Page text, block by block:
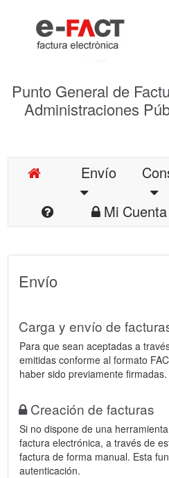
Punto General de
Administraciones
Envío
Mi Cuenta
Envío
Carga y envío de
Para que sean aceptadas a
emitidas conforme al formato
haber sido previamente firmadas.
Creación de facturas
Si no dispone de una
factura electrónica, a través de
factura de forma manual. Esta
autenticación.